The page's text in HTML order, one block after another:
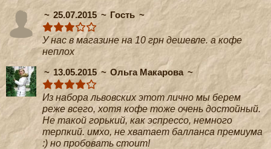
25.07.2015
Гость
У нас в магазине на 10 грн дешевле. а кофе
неплох
13.05.2015
Ольга Макарова
Из набора львовских этот лично мы берем
реже всего, хотя кофе тоже очень достойный.
Не такой горький, как эспрессо, немного
терпкий. имхо, не хватает балланса премиума
:) но пробовать стоит!